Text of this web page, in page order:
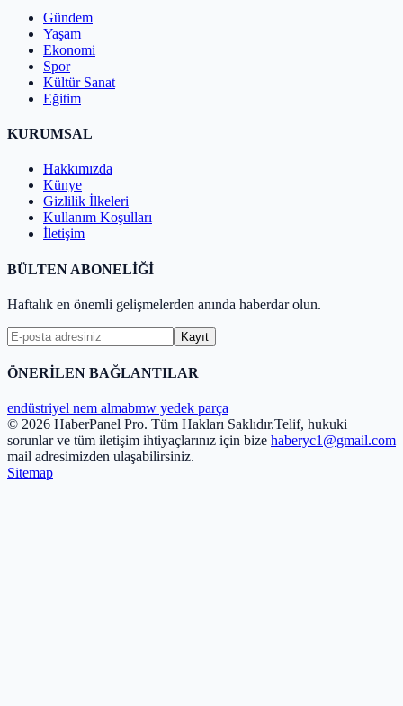
Gündem
Yaşam
Ekonomi
Spor
Kültür Sanat
Eğitim
KURUMSAL
Hakkımızda
Künye
Gizlilik İlkeleri
Kullanım Koşulları
İletişim
BÜLTEN ABONELİĞİ
Haftalık en önemli gelişmelerden anında haberdar olun.
Kayıt
ÖNERİLEN BAĞLANTILAR
endüstriyel nem almabmw yedek parça
© 2026 HaberPanel Pro. Tüm Hakları Saklıdır.Telif, hukuki
sorunlar ve tüm iletişim ihtiyaçlarınız için bize haberyc1@gmail.com
mail adresimizden ulaşabilirsiniz.
Sitemap